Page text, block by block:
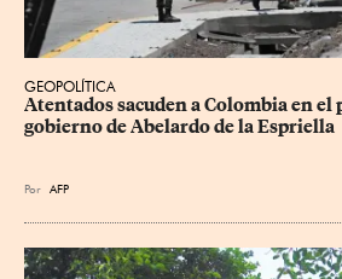
GEOPOLÍTICA
Atentados sacuden a Colombia en el
gobierno de Abelardo de la Espriella
Por AFP